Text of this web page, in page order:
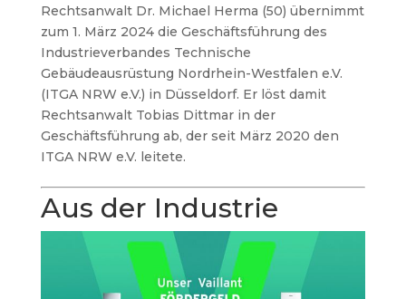
Rechtsanwalt Dr. Michael Herma (50) übernimmt
zum 1. März 2024 die Geschäftsführung des
Industrieverbandes Technische
Gebäudeausrüstung Nordrhein-Westfalen e.V.
(ITGA NRW e.V.) in Düsseldorf. Er löst damit
Rechtsanwalt Tobias Dittmar in der
Geschäftsführung ab, der seit März 2020 den
ITGA NRW e.V. leitete.
Aus der Industrie